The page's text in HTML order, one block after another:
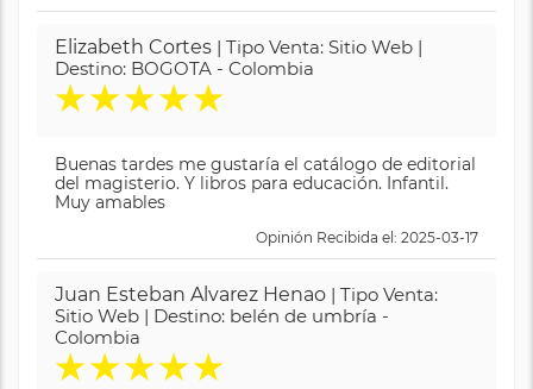
Elizabeth Cortes | Tipo Venta: Sitio Web |
Destino: BOGOTA - Colombia
★★★★★
Buenas tardes me gustaría el catálogo de editorial
del magisterio. Y libros para educación. Infantil.
Muy amables
Opinión Recibida el: 2025-03-17
Juan Esteban Alvarez Henao | Tipo Venta:
Sitio Web | Destino: belén de umbría -
Colombia
★★★★★